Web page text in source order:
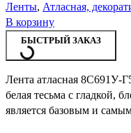
Ленты, Атласная,
В корзину
БЫСТРЫЙ ЗАКАЗ
Лента атласная 8С691У-
белая тесьма с гладкой,
является базовым и